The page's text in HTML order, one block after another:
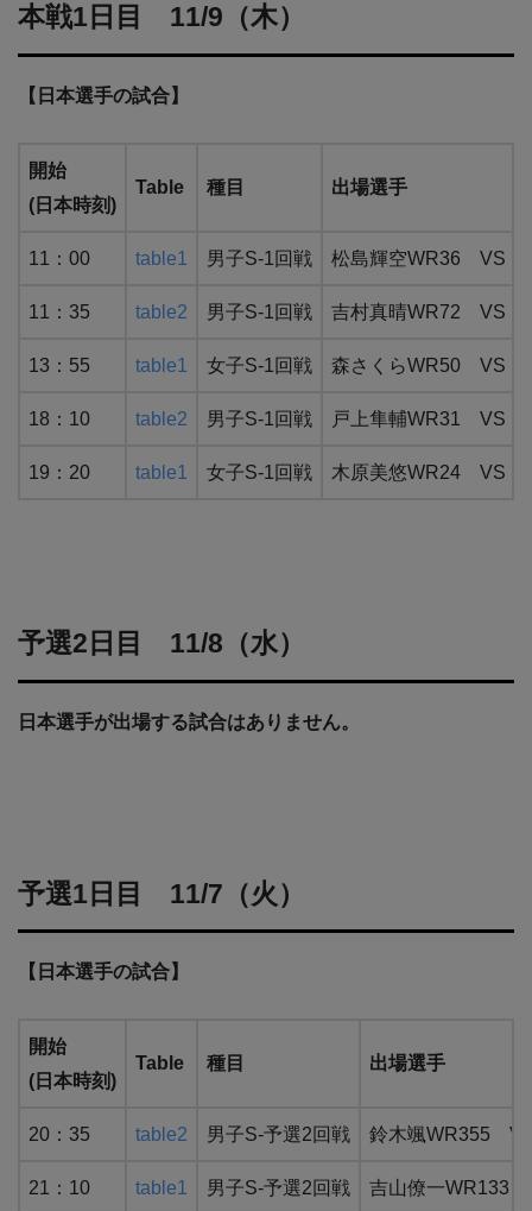
本戦1日目 11/9（木）
【日本選手の試合】
開始
(日本時刻)
Table 種目 出場選手
11：00 table1 男子S-1回戦 松島輝空WR36 VS
11：35 table2 男子S-1回戦 吉村真晴WR72 VS
13：55 table1 女子S-1回戦 森さくらWR50 VS
18：10 table2 男子S-1回戦 戸上隼輔WR31 VS
19：20 table1 女子S-1回戦 木原美悠WR24 VS
予選2日目 11/8（水）
日本選手が出場する試合はありません。
予選1日目 11/7（火）
【日本選手の試合】
開始
(日本時刻)
Table 種目 出場選手
20：35 table2 男子S-予選2回戦 鈴木颯WR355
21：10 table1 男子S-予選2回戦 吉山僚一WR133